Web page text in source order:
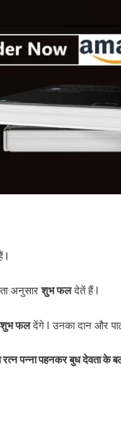
l
अनुसारशुभ फलदेतें हैं l
फलदेंगे l उनका दान और
पन्ना पहनकर बुध देवता के